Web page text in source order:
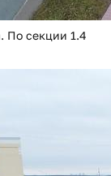
По секции 1.4